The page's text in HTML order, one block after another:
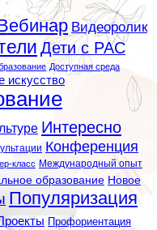
Видеоролик
Дети с РАС
Доступная среда
искусство
Интересно
Конференция
класс Международный опыт
образование Новое
Популяризация
Профориентация